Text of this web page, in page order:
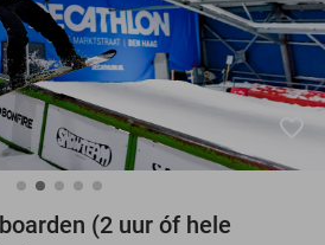
10+ miljoen leden
favorite_border
(2 uur óf hele